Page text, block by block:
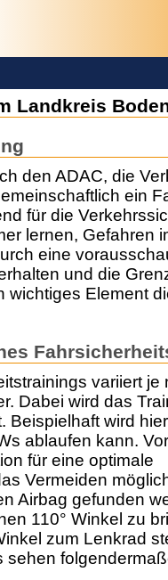
Landkreis
den ADAC, die
ein
für die
lernen, Gefahren
eine
und die
wichtiges Element
variiert
Dabei wird das
Beispielhaft wird
ablaufen kann.
für eine optimale
Vermeiden
Airbag gefunden
110° Winkel zu
zum Lenkrad
sehen